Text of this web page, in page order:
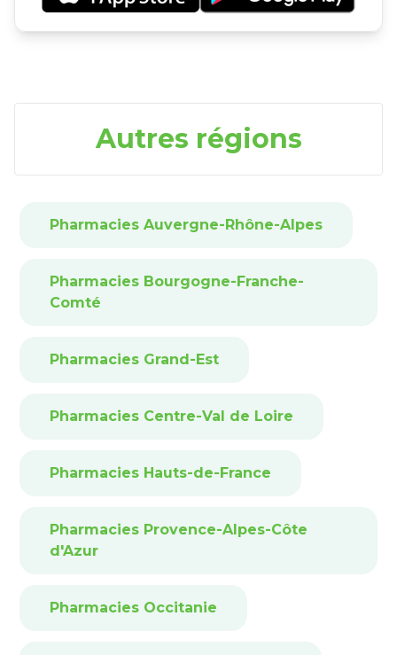
Autres régions
Pharmacies Auvergne-Rhône-Alpes
Pharmacies Bourgogne-Franche-
Comté
Pharmacies Grand-Est
Pharmacies Centre-Val de Loire
Pharmacies Hauts-de-France
Pharmacies Provence-Alpes-Côte
d'Azur
Pharmacies Occitanie